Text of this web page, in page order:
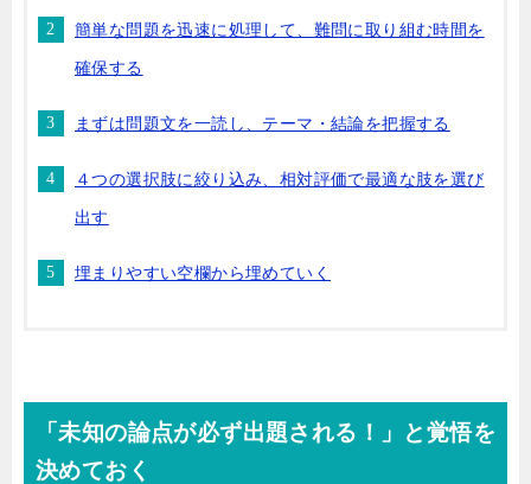
簡単な問題を迅速に処理して、難問に取り組む時間を
確保する
まずは問題文を一読し、テーマ・結論を把握する
４つの選択肢に絞り込み、相対評価で最適な肢を選び
出す
埋まりやすい空欄から埋めていく
「未知の論点が必ず出題される！」と覚悟を
決めておく